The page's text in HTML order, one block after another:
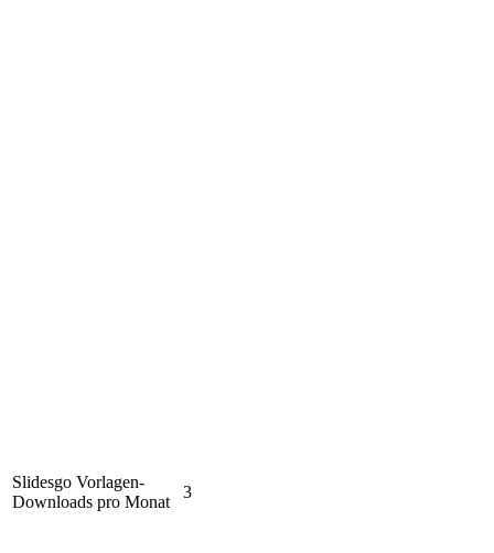
Slidesgo Vorlagen-
Downloads pro Monat
3